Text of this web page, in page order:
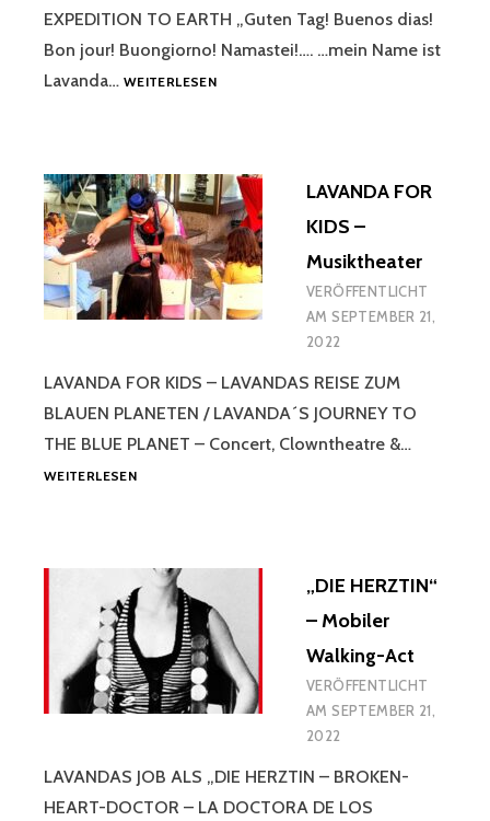
EXPEDITION TO EARTH „Guten Tag! Buenos dias!
Bon jour! Buongiorno! Namastei!…. …mein Name ist
Lavanda… WEITERLESENLAVANDA
LAVANDA FOR
KIDS –
Musiktheater
VERÖFFENTLICHT
AMSEPTEMBER 21,
2022
LAVANDA FOR KIDS – LAVANDAS REISE ZUM
BLAUEN PLANETEN / LAVANDA´S JOURNEY TO
THE BLUE PLANET – Concert, Clowntheatre &…
WEITERLESENLAVANDA
„DIE HERZTIN“
– Mobiler
Walking-Act
VERÖFFENTLICHT
AMSEPTEMBER 21,
2022
LAVANDAS JOB ALS „DIE HERZTIN – BROKEN-
HEART-DOCTOR – LA DOCTORA DE LOS